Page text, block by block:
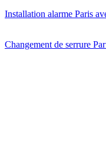
Installation alarme Paris
Changement de serrure